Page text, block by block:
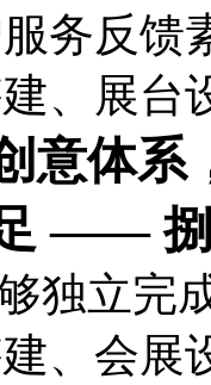
务反馈
、展台
意体系
——
独立完
、会展